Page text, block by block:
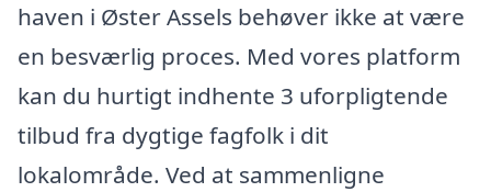
haven i Øster Assels behøver ikke at være
en besværlig proces. Med vores platform
kan du hurtigt indhente 3 uforpligtende
tilbud fra dygtige fagfolk i dit
lokalområde. Ved at sammenligne